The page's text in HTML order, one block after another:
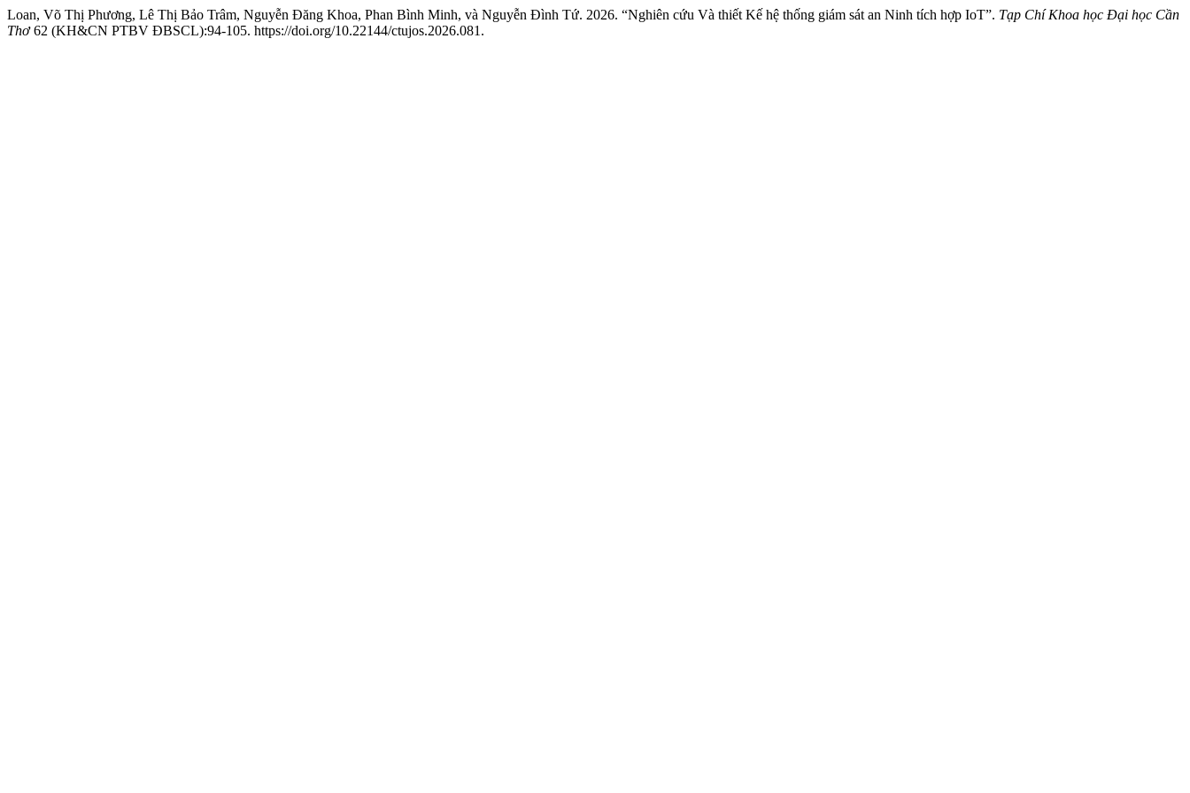
Loan, Võ Thị Phương, Lê Thị Bảo Trâm, Nguyễn Đăng Khoa, Phan Bình Minh, và Nguyễn Đình Tứ. 2026. “Nghiên cứu Và thiết Kế hệ thống giám sát an Ninh tích hợp IoT”. Tạp Chí Khoa học Đại học Cần
Thơ62 (KH&CN PTBV ĐBSCL):94-105. https://doi.org/10.22144/ctujos.2026.081.